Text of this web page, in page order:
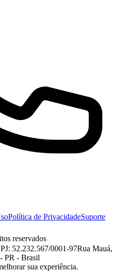
Política de PrivacidadeSuporte
reservados
52.232.567/0001-97Rua Mauá,
PR - Brasil
sua experiência.